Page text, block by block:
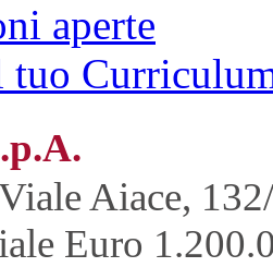
aperte
Aiace,
Euro